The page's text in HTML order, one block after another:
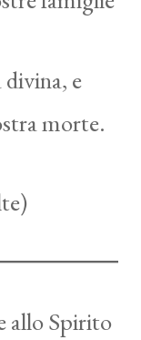
divina, e
morte.
allo Spirito